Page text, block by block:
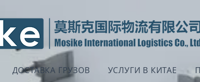
ДОСТАВКА ГРУЗОВ УСЛУГИ В КИТАЕ